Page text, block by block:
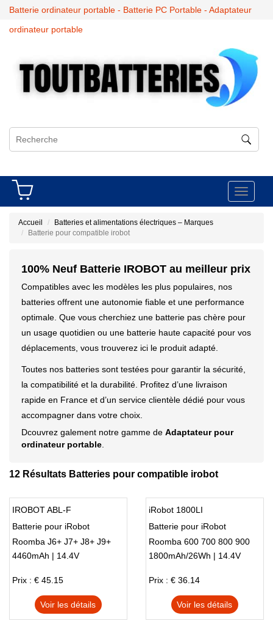
Batterie ordinateur portable - Batterie PC Portable - Adaptateur
ordinateur portable
Toggle
Accueil
Batteries et alimentations électriques – Marques
Batterie pour compatible irobot
100% Neuf Batterie IROBOT au meilleur prix
Compatibles avec les modèles les plus populaires, nos
batteries offrent une autonomie fiable et une performance
optimale. Que vous cherchiez une batterie pas chère pour
un usage quotidien ou une batterie haute capacité pour vos
déplacements, vous trouverez ici le produit adapté.
Toutes nos batteries sont testées pour garantir la sécurité,
la compatibilité et la durabilité. Profitez d’une livraison
rapide en France et d’un service clientèle dédié pour vous
accompagner dans votre choix.
Dcouvrez galement notre gamme de Adaptateur pour
ordinateur portable
12 Résultats Batteries pour compatible irobot
IROBOT ABL-F
Batterie pour iRobot
Roomba J6+ J7+ J8+ J9+
4460mAh | 14.4V
Prix : € 45.15
Voir les détails
iRobot 1800LI
Batterie pour iRobot
Roomba 600 700 800 900
860 890 960 965 970 980
1800mAh/26Wh | 14.4V
Prix : € 36.14
Voir les détails